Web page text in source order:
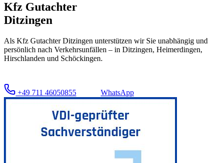
Kfz Gutachter
Ditzingen
Als Kfz Gutachter Ditzingen unterstützen wir Sie unabhängig und
persönlich nach Verkehrsunfällen – in Ditzingen, Heimerdingen,
Hirschlanden und Schöckingen.
+49 711 46050855 WhatsApp